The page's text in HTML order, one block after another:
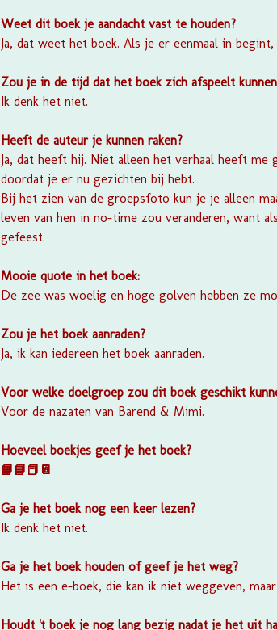
Weet dit boek je aandacht vast te houden?
Ja, dat weet het boek. Als je er eenmaal in
Zou je in de tijd dat het boek zich afspeelt
Ik denk het niet.
Heeft de auteur je kunnen raken?
Ja, dat heeft hij. Niet alleen het verhaal heeft
doordat je er nu gezichten bij hebt.
Bij het zien van de groepsfoto kun je je alleen
leven van hen in no-time zou veranderen, want
gefeest.
Mooie quote in het boek:
De zee was woelig en hoge golven hebben ze
Zou je het boek aanraden?
Ja, ik kan iedereen het boek aanraden.
Voor welke doelgroep zou dit boek geschikt
Voor de nazaten van Barend & Mimi.
Hoeveel boekjes geef je het boek?
📙📘📕📔
Ga je het boek nog een keer lezen?
Ik denk het niet.
Ga je het boek houden of geef je het weg?
Het is een e-boek, die kan ik niet weggeven,
Houdt 't boek je nog lang bezig nadat je het uit